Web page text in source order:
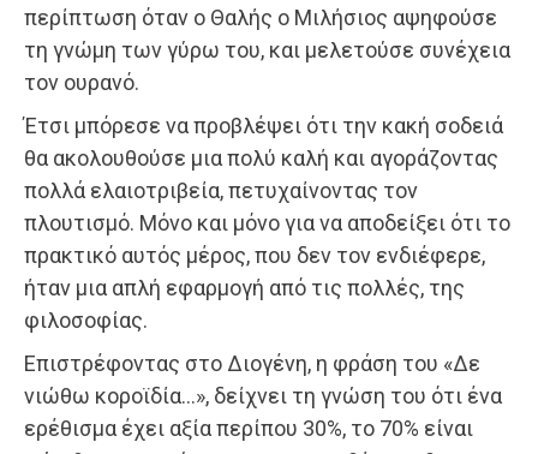
περίπτωση όταν ο Θαλής ο Μιλήσιος αψηφούσε
τη γνώμη των γύρω του, και μελετούσε συνέχεια
τον ουρανό.
Έτσι μπόρεσε να προβλέψει ότι την κακή σοδειά
θα ακολουθούσε μια πολύ καλή και αγοράζοντας
πολλά ελαιοτριβεία, πετυχαίνοντας τον
πλουτισμό. Μόνο και μόνο για να αποδείξει ότι το
πρακτικό αυτός μέρος, που δεν τον ενδιέφερε,
ήταν μια απλή εφαρμογή από τις πολλές, της
φιλοσοφίας.
Επιστρέφοντας στο Διογένη, η φράση του «Δε
νιώθω κοροϊδία…», δείχνει τη γνώση του ότι ένα
ερέθισμα έχει αξία περίπου 30%, το 70% είναι